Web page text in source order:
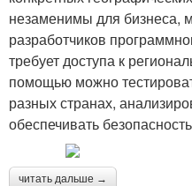
незаменимы для бизнеса,
разработчиков
требует доступа к
помощью можно
разных странах,
обеспечивать
читать дальше →